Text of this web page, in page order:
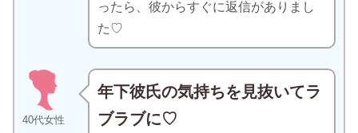
ったら、彼からすぐに返信がありまし
た♡
40代女性
年下彼氏の気持ちを見抜いてラ
ブラブに♡